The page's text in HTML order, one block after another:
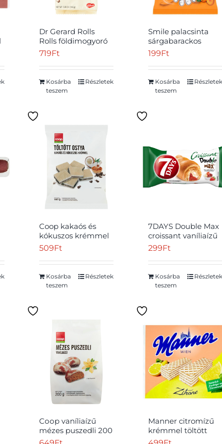
Dr Gerard Rolls
Rolls földimogyoró
krémes
g
719Ft
Kosárba
teszem
Részletek
Smile palacsinta
sárgabarackos
töltelékkel 50 g
199Ft
Kosárba
teszem
Részletek
Coop kakaós és
kókuszos krémmel
töltött ostya 160 g
509Ft
Kosárba
teszem
Részletek
7DAYS Double Max
croissant vaníliaízű
töltelékkel és epres
299Ft
Kosárba
teszem
Részletek
Cоор vaníliaízű
mézes puszedli 200
g
Manner citromízű
krémmel töltött
ostyaszeletek 75 g